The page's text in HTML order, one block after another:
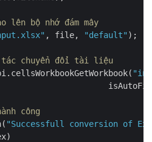
lên bộ nhớ đám mây
, file, "default" );
chuyển đổi tài liệu
công
"Successfull conversion of